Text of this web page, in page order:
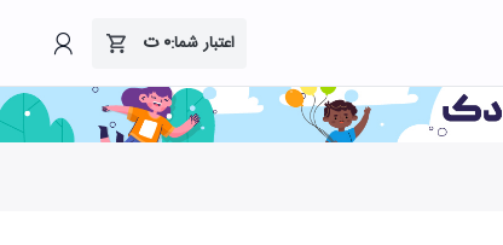
اعتبار شما:۰ت